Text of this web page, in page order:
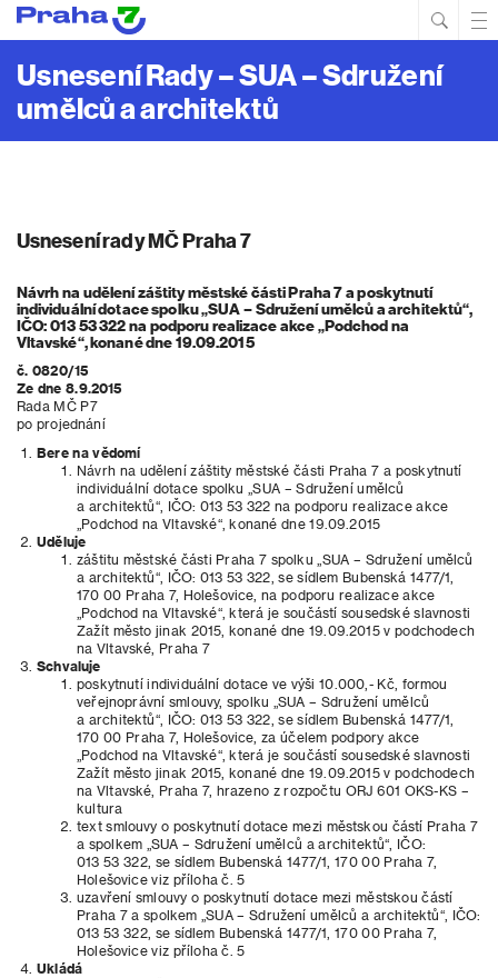
Usnesení Rady – SUA – Sdružení
umělců a architektů
Usnesení rady MČ Praha 7
Návrh na udělení záštity městské části Praha 7 a poskytnutí
individuální dotace spolku „SUA – Sdružení umělců a architektů“,
IČO: 013 53 322 na podporu realizace akce „Podchod na
Vltavské“, konané dne 19.09.2015
č. 0820/15
Ze dne 8.9.2015
Rada MČ P7
po projednání
Bere na vědomí
Návrh na udělení záštity městské části Praha 7 a poskytnutí
individuální dotace spolku „SUA – Sdružení umělců
a architektů“, IČO: 013 53 322 na podporu realizace akce
„Podchod na Vltavské“, konané dne 19.09.2015
Uděluje
záštitu městské části Praha 7 spolku „SUA – Sdružení umělců
a architektů“, IČO: 013 53 322, se sídlem Bubenská 1477/1,
170 00 Praha 7, Holešovice, na podporu realizace akce
„Podchod na Vltavské“, která je součástí sousedské slavnosti
Zažít město jinak 2015, konané dne 19.09.2015 v podchodech
na Vltavské, Praha 7
Schvaluje
poskytnutí individuální dotace ve výši 10.000,- Kč, formou
veřejnoprávní smlouvy, spolku „SUA – Sdružení umělců
a architektů“, IČO: 013 53 322, se sídlem Bubenská 1477/1,
170 00 Praha 7, Holešovice, za účelem podpory akce
„Podchod na Vltavské“, která je součástí sousedské slavnosti
Zažít město jinak 2015, konané dne 19.09.2015 v podchodech
na Vltavské, Praha 7, hrazeno z rozpočtu ORJ 601 OKS-KS –
kultura
text smlouvy o poskytnutí dotace mezi městskou částí Praha 7
a spolkem „SUA – Sdružení umělců a architektů“, IČO:
013 53 322, se sídlem Bubenská 1477/1, 170 00 Praha 7,
Holešovice viz příloha č. 5
uzavření smlouvy o poskytnutí dotace mezi městskou částí
Praha 7 a spolkem „SUA – Sdružení umělců a architektů“, IČO:
013 53 322, se sídlem Bubenská 1477/1, 170 00 Praha 7,
Holešovice viz příloha č. 5
Ukládá